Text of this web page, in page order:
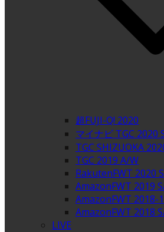
超FUJI-Q! 2020
マイナビ TGC 2020
TGC SHIZUOKA
TGC 2019 A/W
RakutenFWT 2020
AmazonFWT 2019
AmazonFWT 2018-
AmazonFWT 2018
LIVE